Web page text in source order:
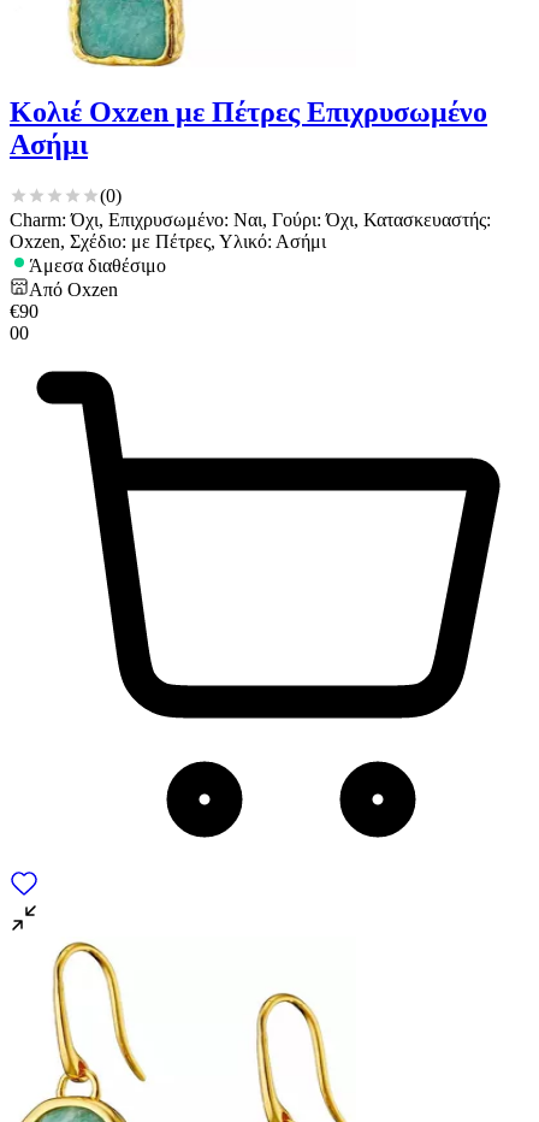
Κολιέ Oxzen με Πέτρες Επιχρυσωμένο
Ασήμι
(0)
Charm: Όχι, Επιχρυσωμένο: Ναι, Γούρι: Όχι, Κατασκευαστής:
Oxzen, Σχέδιο: με Πέτρες, Υλικό: Ασήμι
Άμεσα διαθέσιμο
Από Oxzen
€90
00